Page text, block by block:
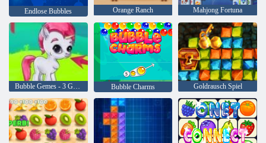
Endlose Bubbles Orange Ranch Mahjong Fortuna
Bubble Gemes - 3 Gewinnt Bubble Charms Goldrausch Spiel